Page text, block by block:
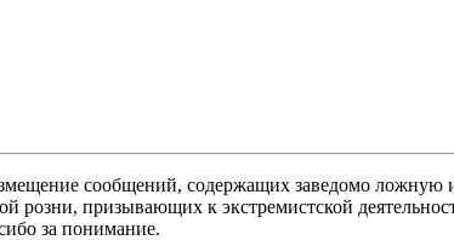
сообщений, содержащих заведомо ложную
розни, призывающих к экстремистской
за понимание.